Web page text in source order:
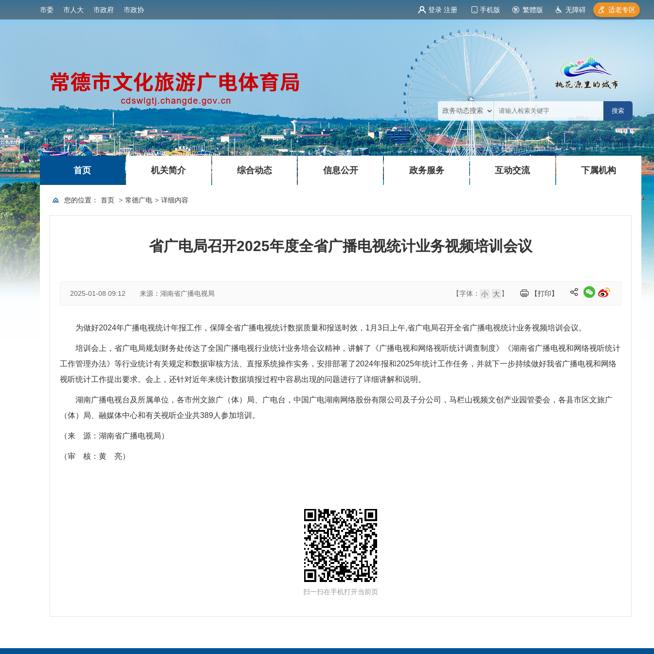
市委 市人大 市政府 市政协 登录 注册 手机版 繁體版 无障碍 适老专区
首页
|
机关简介
|
综合动态 信息公开 政务服务
|
互动交流
|
下属机构
您的位置： 首页 > 常德广电 > 详细内容
省广电局召开2025年度全省广播电视统计业务视频培训会议
2025-01-08 09:12 来源：湖南省广播电视局 【打印】
【字体： 小 大 】
为做好2024年广播电视统计年报工作，保障全省广播电视统计数据质量和报送时效，1月3日上午,省广电局召开全省广播电视统计业务视频培训会议。
培训会上，省广电局规划财务处传达了全国广播电视行业统计业务培会议精神，讲解了《广播电视和网络视听统计调查制度》《湖南省广播电视和网络视听统计
工作管理办法》等行业统计有关规定和数据审核方法、直报系统操作实务，安排部署了2024年报和2025年统计工作任务，并就下一步持续做好我省广播电视和网络
视听统计工作提出要求。会上，还针对近年来统计数据填报过程中容易出现的问题进行了详细讲解和说明。
湖南广播电视台及所属单位，各市州文旅广（体）局、广电台，中国广电湖南网络股份有限公司及子分公司，马栏山视频文创产业园管委会，各县市区文旅广
（体）局、融媒体中心和有关视听企业共389人参加培训。
（来 源：湖南省广播电视局）
（审 核：黄 亮）
扫一扫在手机打开当前页